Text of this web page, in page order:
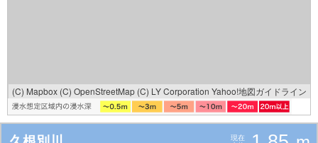
(C) Mapbox (C) OpenStreetMap (C) LY Corporation Yahoo!地図ガイドライン
現在